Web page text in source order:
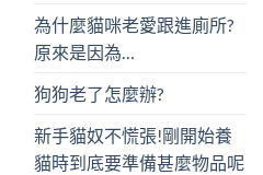
為什麼貓咪老愛跟進廁所?
原來是因為…
狗狗老了怎麼辦?
新手貓奴不慌張!剛開始養
貓時到底要準備甚麼物品呢